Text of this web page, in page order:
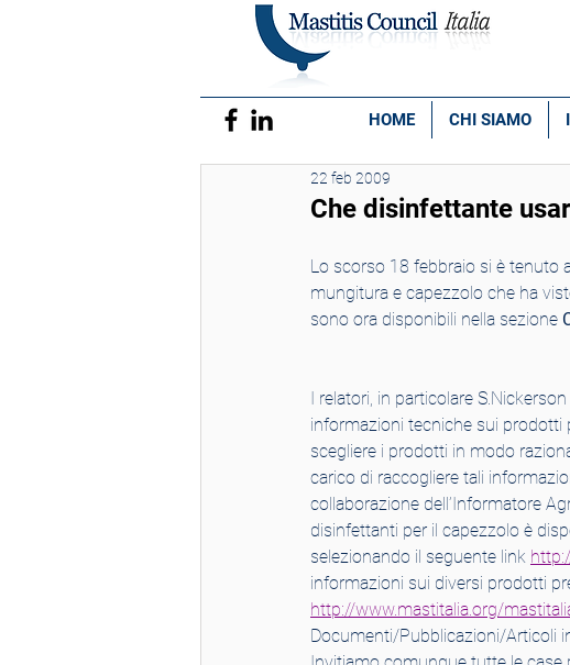
HOME CHI SIAMO
Che disinfettante
22 feb 2009
Lo scorso 18 febbraio si è tenuto
mungitura e capezzolo che ha
sono ora disponibili nella sezione
I relatori, in particolare
informazioni tecniche sui prodotti
scegliere i prodotti in modo
carico di raccogliere tali
collaborazione dell’Informatore
disinfettanti per il capezzolo è
selezionando il seguente link
informazioni sui diversi prodotti
http://www.mastitalia.org/
Documenti/Pubblicazioni/Articoli